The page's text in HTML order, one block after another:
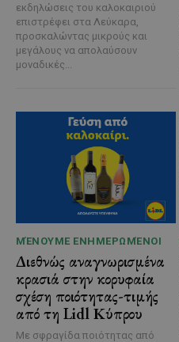
εκδηλώσεις του καλοκαιριού
επιστρέφει στα Λεύκαρα,
προσκαλώντας μικρούς και
μεγάλους να απολαύσουν
μοναδικές...
ΜΈΝΟΥΜΕ ΕΝΗΜΕΡΩΜΈΝΟΙ
Διεθνώς αναγνωρισμένα
κρασιά στην κορυφαία
σχέση ποιότητας-τιμής
από τη Lidl Κύπρου
Με σφραγίδα ποιότητας από